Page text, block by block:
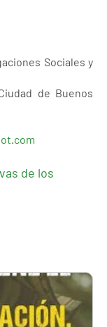
Sociales y
de Buenos
de los